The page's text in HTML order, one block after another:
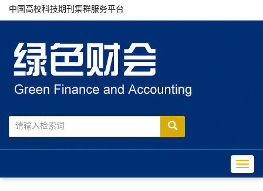
中国高校科技期刊集群服务平台